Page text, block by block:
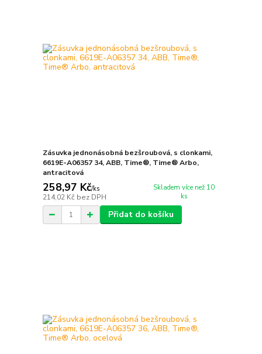
Zásuvka jednonásobná bezšroubová, s clonkami,
6619E-A06357 34, ABB, Time®, Time® Arbo,
antracitová
258,97 Kč/ks
214,02 Kč bez DPH
Skladem více než 10
ks
Přidat do košíku